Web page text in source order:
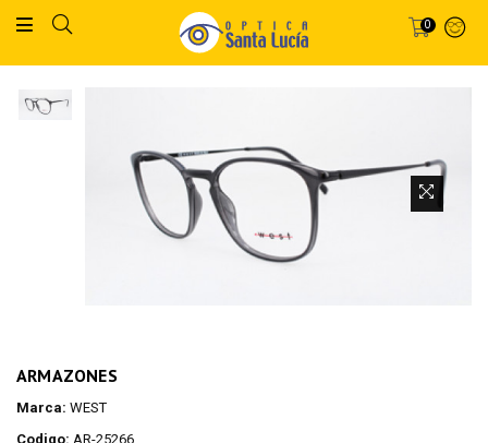
0
ARMAZONES
Marca: WEST
Codigo: AR-25266